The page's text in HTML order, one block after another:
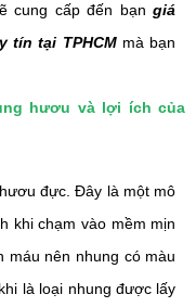
cung cấp đến bạngiá
tín tại TPHCMmà bạn
hươu và lợi ích của
đực. Đây là một mô
khi chạm vào mềm mịn
máu nên nhung có màu
là loại nhung được lấy